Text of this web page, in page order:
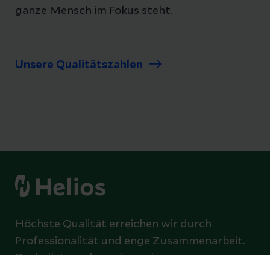
ganze Mensch im Fokus steht.
Unsere Qualitätszahlen
Höchste Qualität erreichen wir durch
Professionalität und enge Zusammenarbeit.